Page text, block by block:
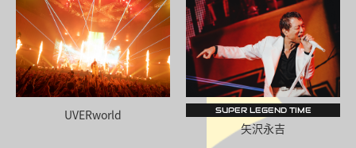
UVERworld SUPER LEGEND TIME
矢沢永吉